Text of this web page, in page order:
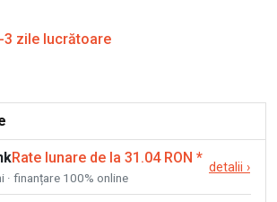
3 zile lucrătoare
Rate lunare de la 31.04 RON *
· finanțare 100% online
detalii ›